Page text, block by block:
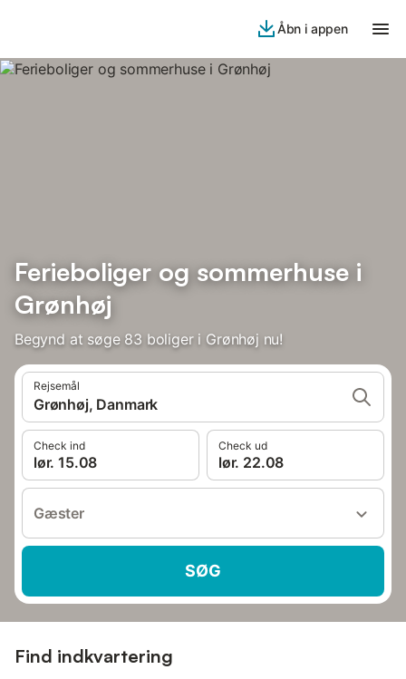
Åbn i appen
Ferieboliger og sommerhuse i
Grønhøj
Begynd at søge 83 boliger i Grønhøj nu!
Rejsemål
Grønhøj, Danmark
Check ind
lør. 15.08
Check ud
lør. 22.08
Gæster
SØG
Find indkvartering